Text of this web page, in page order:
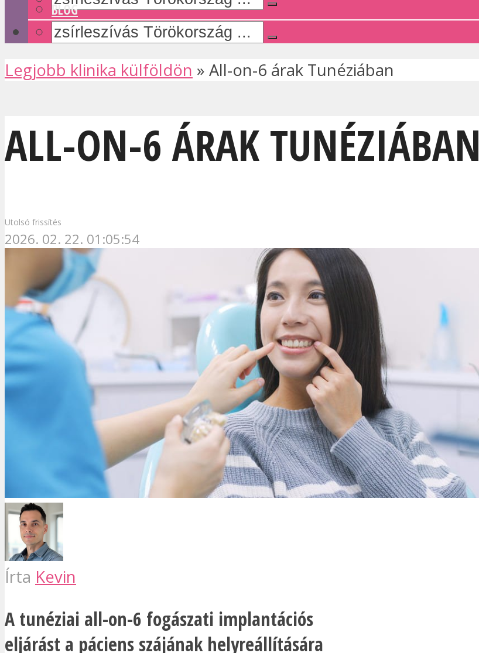
BLOG
Legjobb klinika külföldön » All-on-6 árak Tunéziában
ALL-ON-6 ÁRAK TUNÉZIÁBAN
Utolsó frissítés
2026. 02. 22. 01:05:54
Írta Kevin
A tunéziai all-on-6 fogászati implantációs
eljárást a páciens szájának helyreállítására